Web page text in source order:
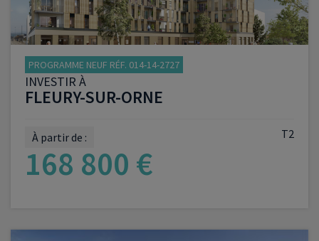
PROGRAMME NEUF RÉF. 014-14-2727
INVESTIR À
FLEURY-SUR-ORNE
T2
À partir de :
168 800 €
VOIR LE PROGRAMME